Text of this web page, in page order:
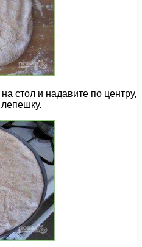
стол и надавите по центру,